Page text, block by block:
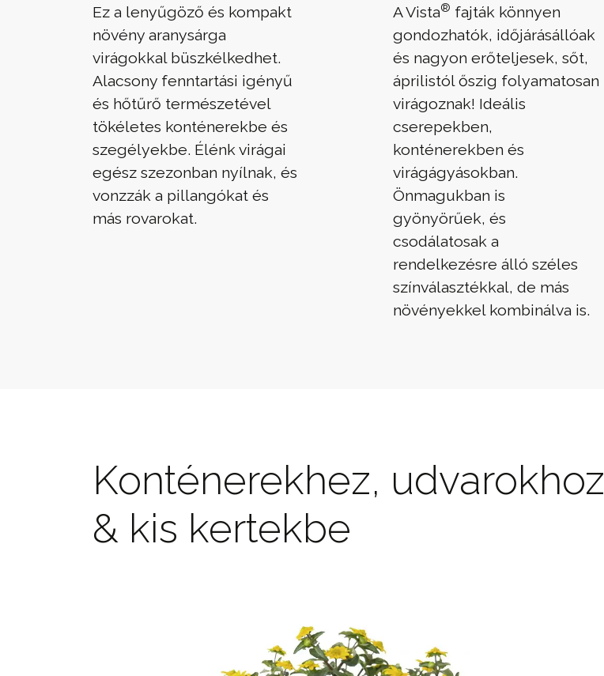
Ez a lenyűgöző és kompakt
növény aranysárga
virágokkal büszkélkedhet.
Alacsony fenntartási igényű
és hőtűrő természetével
tökéletes konténerekbe és
szegélyekbe. Élénk virágai
egész szezonban nyílnak, és
vonzzák a pillangókat és
más rovarokat.
A Vista® fajták könnyen
gondozhatók, időjárásállóak
és nagyon erőteljesek, sőt,
áprilistól őszig folyamatosan
virágoznak! Ideális
cserepekben,
konténerekben és
virágágyásokban.
Önmagukban is
gyönyörűek, és
csodálatosak a
rendelkezésre álló széles
színválasztékkal, de más
növényekkel kombinálva is.
Konténerekhez, udvarokhoz
& kis kertekbe